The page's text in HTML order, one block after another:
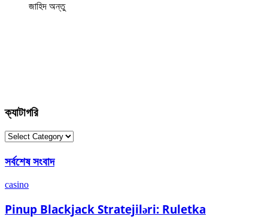
জাহিদ অন্তু
ক্যাটাগরি
ক্যাটাগরি
সর্বশেষ সংবাদ
casino
Pinup Blackjack Stratejiləri: Ruletka